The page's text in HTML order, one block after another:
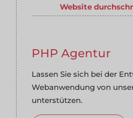
Website
PHP Agentur
Lassen Sie sich bei der
Webanwendung von
unterstützen.